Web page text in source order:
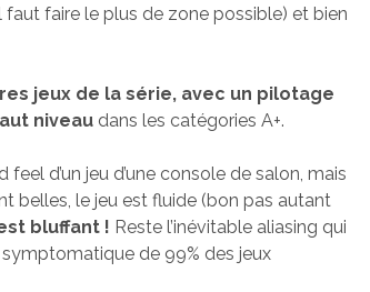
faire le plus de zone possible) et bien
jeux de la série, avec un pilotage
niveau dans les catégories A+.
feel d’un jeu d’une console de salon, mais
belles, le jeu est fluide (bon pas autant
bluffant ! Reste l’inévitable aliasing qui
de 99% des jeux